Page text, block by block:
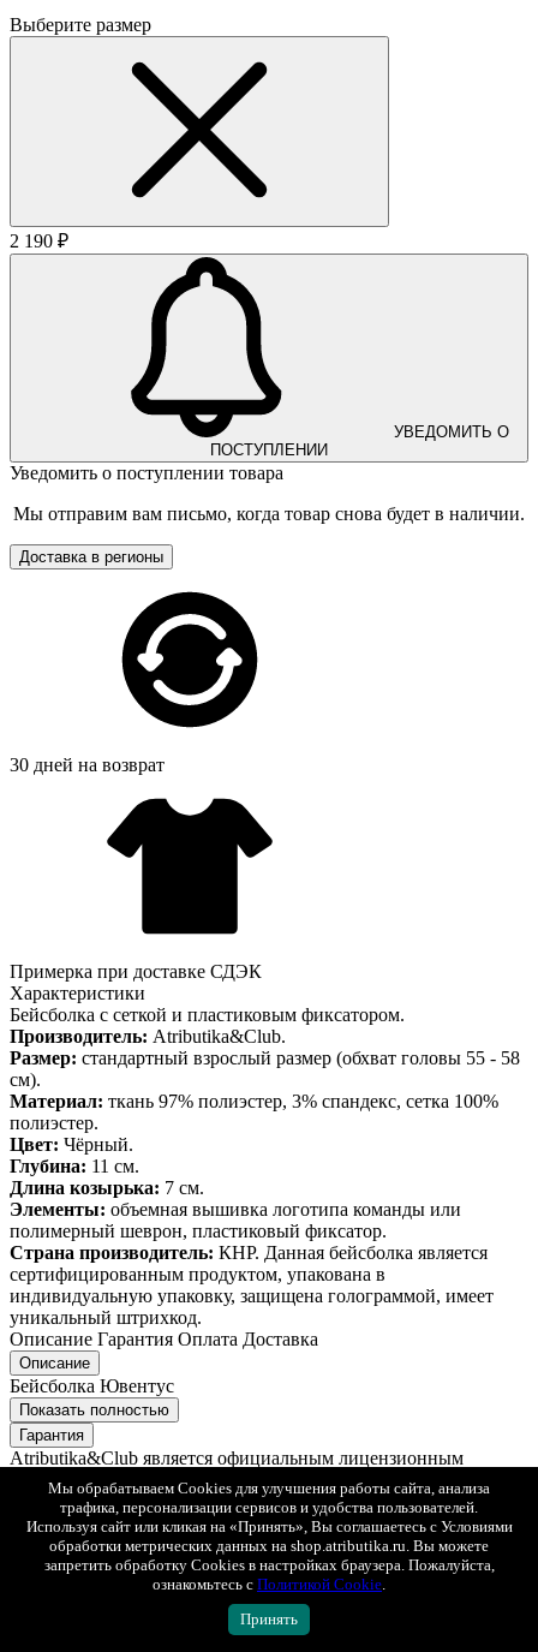
Выберите размер
2 190 ₽
УВЕДОМИТЬ О
ПОСТУПЛЕНИИ
Уведомить о поступлении товара
Мы отправим вам письмо, когда товар снова будет в наличии.
Доставка в регионы
30 дней на возврат
Примерка при доставке СДЭК
Характеристики
Бейсболка с сеткой и пластиковым фиксатором.
Производитель: Atributika&Club.
Размер: стандартный взрослый размер (обхват головы 55 - 58
см).
Материал: ткань 97% полиэстер, 3% спандекс, сетка 100%
полиэстер.
Цвет: Чёрный.
Глубина: 11 см.
Длина козырька: 7 см.
Элементы: объемная вышивка логотипа команды или
полимерный шеврон, пластиковый фиксатор.
Страна производитель: КНР. Данная бейсболка является
сертифицированным продуктом, упакована в
индивидуальную упаковку, защищена голограммой, имеет
уникальный штрихкод.
Описание Гарантия Оплата Доставка
Описание
Бейсболка Ювентус
Показать полностью
Гарантия
Atributika&Club является официальным лицензионным
партнером более 50-ти хоккейных и футбольных клубов,
включая команды КХЛ и NHL.
Гарантия оригинальности
Весь ассортимент – официальная клубная продукция. Мы не
продаем реплики. Вся продукция производится по лицензии и
согласовывается с клубами и лигами.
Мы обрабатываем Cookies для улучшения работы сайта, анализа
трафика, персонализации сервисов и удобства пользователей.
Используя сайт или кликая на «Принять», Вы соглашаетесь с Условиями
обработки метрических данных на shop.atributika.ru. Вы можете
запретить обработку Cookies в настройках браузера. Пожалуйста,
ознакомьтесь с Политикой Cookie.
Принять